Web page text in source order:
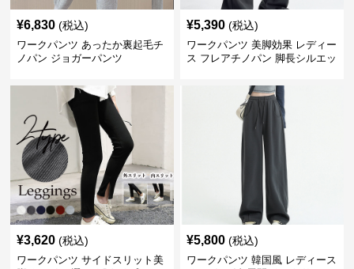
¥6,830 (税込)
ワークパンツ あったか裏起毛チ
ノパン ジョガーパンツ
¥5,390 (税込)
ワークパンツ 美脚効果 レディー
ス フレアチノパン 脚長シルエッ
¥3,620 (税込)
ワークパンツ サイドスリット美
¥5,800 (税込)
ワークパンツ 韓国風 レディース